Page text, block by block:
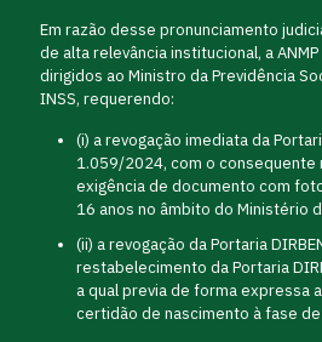
Em razão desse pronunciamento
de alta relevância institucional, a
dirigidos ao Ministro da Previdência
INSS, requerendo:
(i) a revogação imediata da
1.059/2024, com o
exigência de documento com
16 anos no âmbito do Ministério
(ii) a revogação da Portaria
restabelecimento da Portaria
a qual previa de forma expressa
certidão de nascimento à fase